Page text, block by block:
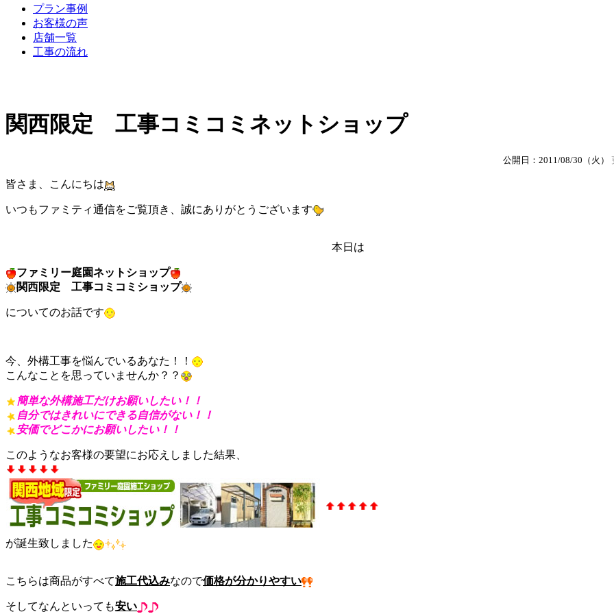
プラン事例
お客様の声
店舗一覧
工事の流れ
関西限定 工事コミコミネットショップ
公開日：2011/08/30（火）
皆さま、こんにちは
いつもファミティ通信をご覧頂き、誠にありがとうございます
本日は
ファミリー庭園ネットショップ
関西限定 工事コミコミショップ
についてのお話です
今、外構工事を悩んでいるあなた！！
こんなことを思っていませんか？？
簡単な外構施工だけお願いしたい！！
自分ではきれいにできる自信がない！！
安価でどこかにお願いしたい！！
このようなお客様の要望にお応えしました結果、
が誕生致しました
こちらは商品がすべて施工代込みなので価格が分かりやすい
そしてなんといっても安い